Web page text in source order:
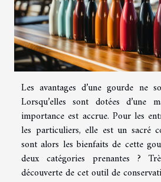
Les avantages d’une gourde ne
Lorsqu’elles sont dotées d’une
importance est accrue. Pour les
les particuliers, elle est un sacré
sont alors les bienfaits de cette
deux catégories prenantes ?
découverte de cet outil de